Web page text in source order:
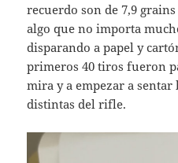
recuerdo son de 7,9
algo que no importa
disparando a papel y
primeros 40 tiros fueron
mira y a empezar a
distintas del rifle.